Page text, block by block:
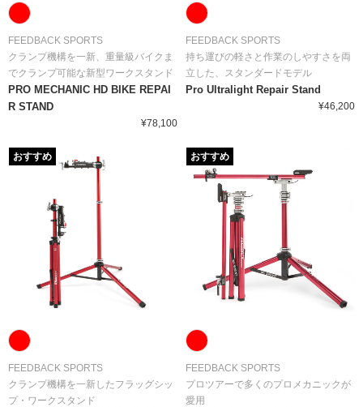
FEEDBACK SPORTS
クランプ機構を一新、重量級バイクま
でクランプ可能な新型ワークスタンド
PRO MECHANIC HD BIKE REPAI
R STAND
¥78,100
FEEDBACK SPORTS
持ち運びの軽さと作業のしやすさを両
立した、スタンダードモデル
Pro Ultralight Repair Stand
¥46,200
FEEDBACK SPORTS
クランプ機構を一新したフラッグシッ
プ・ワークスタンド
おすすめ
FEEDBACK SPORTS
プロツアーで多くのプロメカニックが
愛用
おすすめ